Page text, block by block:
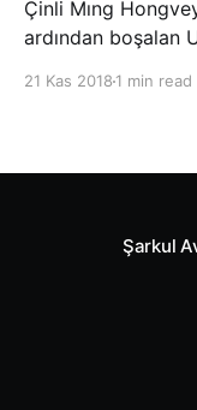
Çinli Mıng
ardından boşalan
21 Kas 2018 1 min read
Şarkul